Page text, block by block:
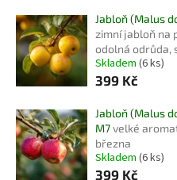
Jabloň (Malus
zimní jabloň na
odolná odrůda,
Skladem (6 ks)
399 Kč
Jabloň (Malus
M7velké
března
Skladem (6 ks)
399 Kč